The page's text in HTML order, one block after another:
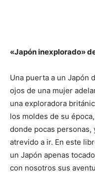
«Japón inexplorado»
Una puerta a un Japón
ojos de una mujer
una exploradora
los moldes de su
donde pocas personas,
atrevido a ir. En este
un Japón apenas
con nosotros sus